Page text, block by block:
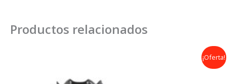
Productos relacionados
¡Oferta!
era:
es: